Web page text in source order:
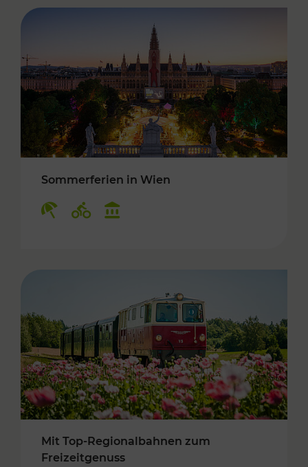
Sommerferien in Wien
Mit Top-Regionalbahnen zum
Freizeitgenuss